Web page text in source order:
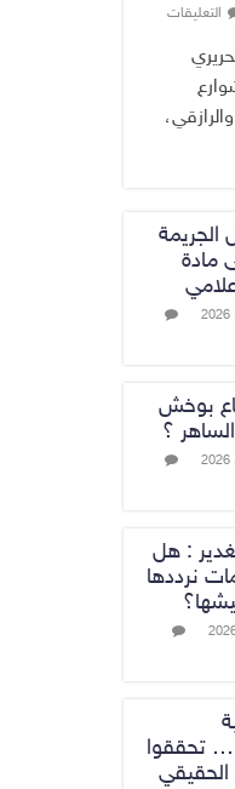
التعليقات
الجريمة
مادة
بوخش
؟
: هل
نرددها
… تحققوا
الحقيقي